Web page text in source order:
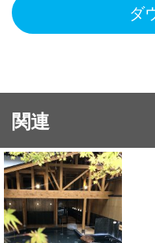
ダ
関連